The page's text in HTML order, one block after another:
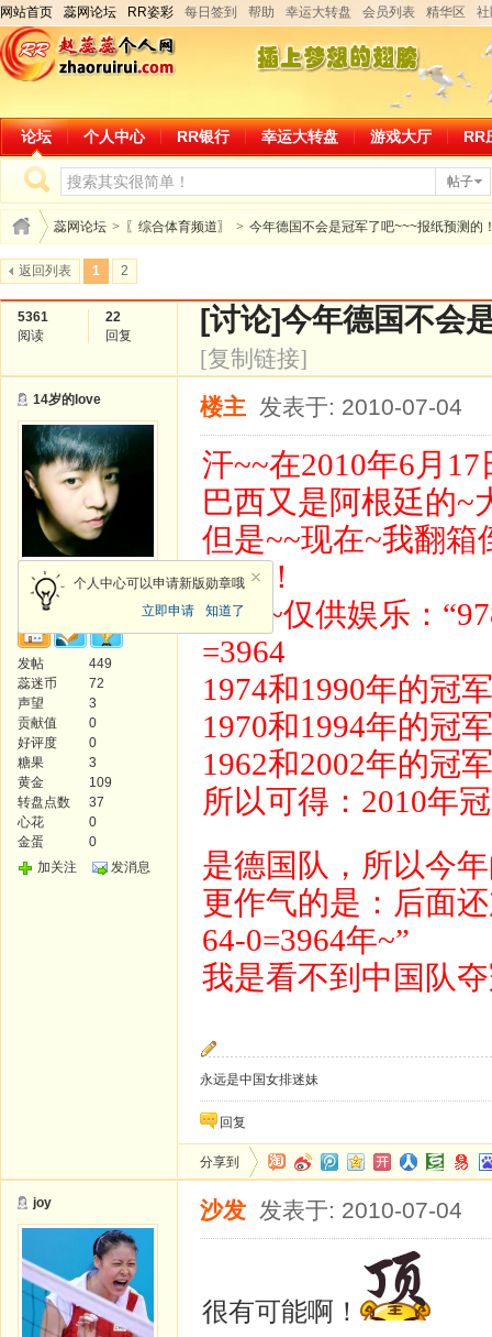
网站首页 蕊网论坛 RR姿彩 每日签到 帮助 幸运大转盘 会员列表 精华区
论坛 个人中心 RR银行 幸运大转盘 游戏大厅 RR
帖子
蕊网论坛 > 〖综合体育频道〗 > 今年德国不会是冠军了吧~~~报纸预测的
返回列表 1 2
5361
阅读
22
回复
[讨论]今年德国不会
[复制链接]
14岁的love
中级会员
个人中心可以申请新版勋章哦
立即申请
知道了
发帖
449
蕊迷币
72
声望
3
贡献值
0
好评度
0
糖果
3
黄金
109
转盘点数
37
心花
0
金蛋
0
加关注
发消息
楼主 发表于: 2010-07-04
汗~~在2010年6月
巴西又是阿根廷的~
但是~~现在~我翻
的！！
报道~仅供娱乐：
=3964
1974和1990年的冠
1970和1994年的冠
1962和2002年的冠
所以可得：2010年
是德国队，所以今
更作气的是：后面
64-0=3964年~”
我是看不到中国队
永远是中国女排迷妹
回复
分享到
joy 沙发 发表于: 2010-07-04
很有可能啊！